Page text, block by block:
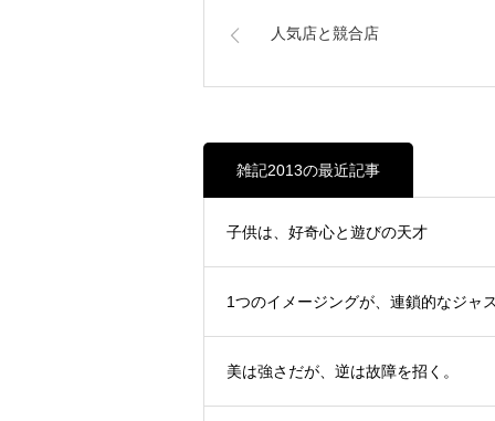
人気店と競合店
雑記2013の最近記事
子供は、好奇心と遊びの天才
1つのイメージングが、連鎖的なジャ
美は強さだが、逆は故障を招く。